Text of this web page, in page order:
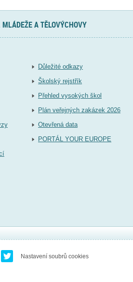
A TĚLOVÝCHOVY
Důležité odkazy
Školský rejstřík
Přehled vysokých škol
Plán veřejných zakázek 2026
Otevřená data
PORTÁL YOUR EUROPE
Nastavení soubrů cookies